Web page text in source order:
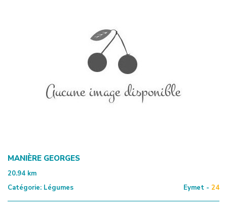
MANIÈRE GEORGES
20.94 km
Catégorie: Légumes Eymet - 24